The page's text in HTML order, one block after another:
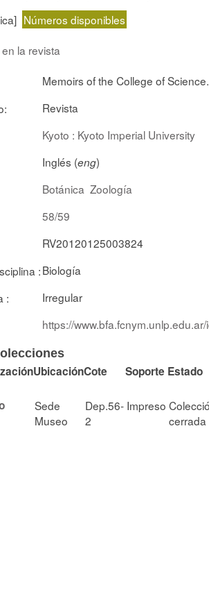
Números disponibles
la revista
Memoirs of the College of
Revista
Kyoto : Kyoto Imperial University
Inglés (eng)
Botánica Zoología
58/59
RV20120125003824
:Biología
:
Irregular
https://
UbicaciónCote Soporte Estado
Sede
Museo
Dep.56-
2
Impreso
cerrada